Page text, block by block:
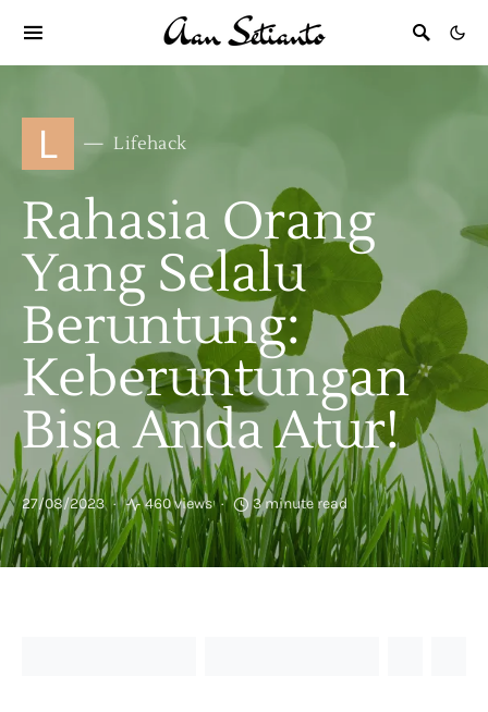
L Lifehack
Rahasia Orang
Yang Selalu
Beruntung:
Keberuntungan
Bisa Anda Atur!
27/08/2023 460 views 3 minute read